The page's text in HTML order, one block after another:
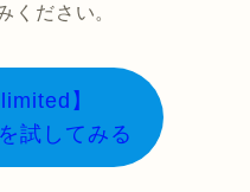
ください。
】
試してみる